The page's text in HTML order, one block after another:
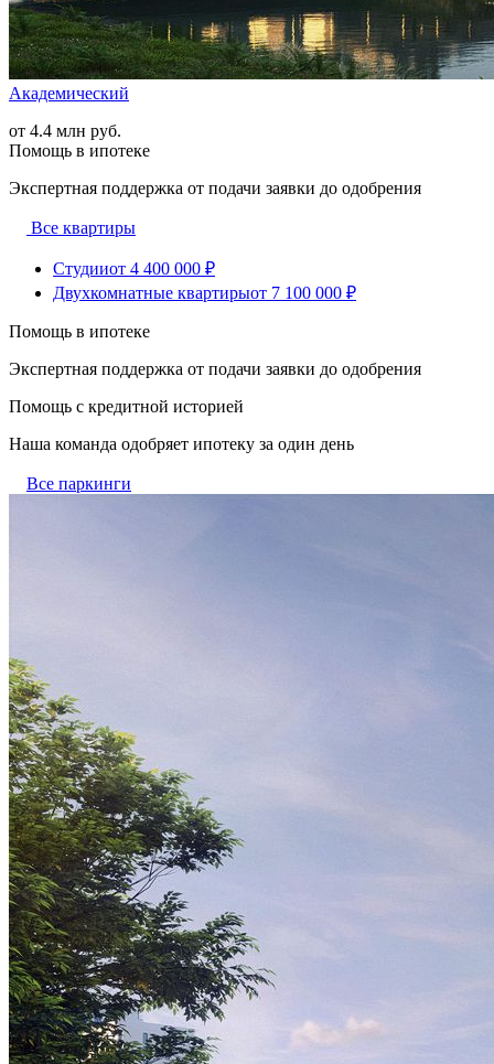
Академический
от 4.4 млн руб.
Помощь в ипотеке
Экспертная поддержка от подачи заявки до одобрения
Все квартиры
Студииот 4 400 000 ₽
Двухкомнатные квартирыот 7 100 000 ₽
Помощь в ипотеке
Экспертная поддержка от подачи заявки до одобрения
Помощь с кредитной историей
Наша команда одобряет ипотеку за один день
Все паркинги